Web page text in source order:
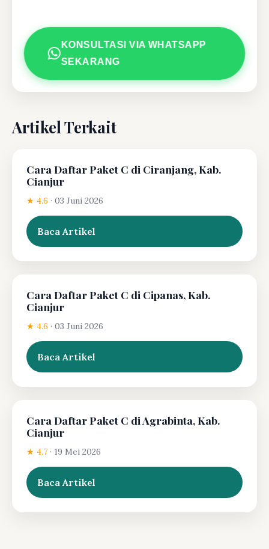
KONSULTASI VIA WHATSAPP
SEKARANG
Artikel Terkait
Cara Daftar Paket C di Ciranjang, Kab.
Cianjur
★ 4.6 · 03 Juni 2026
Baca Artikel
Cara Daftar Paket C di Cipanas, Kab.
Cianjur
★ 4.6 · 03 Juni 2026
Baca Artikel
Cara Daftar Paket C di Agrabinta, Kab.
Cianjur
★ 4.7 · 19 Mei 2026
Baca Artikel